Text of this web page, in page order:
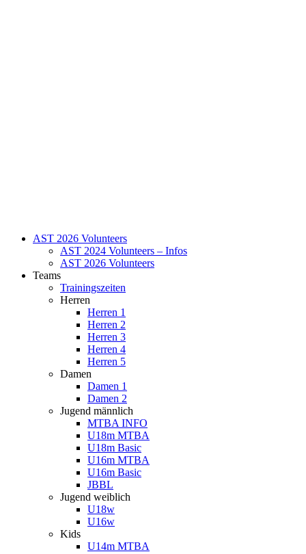
AST 2026 Volunteers
AST 2024 Volunteers – Infos
AST 2026 Volunteers
Teams
Trainingszeiten
Herren
Herren 1
Herren 2
Herren 3
Herren 4
Herren 5
Damen
Damen 1
Damen 2
Jugend männlich
MTBA INFO
U18m MTBA
U18m Basic
U16m MTBA
U16m Basic
JBBL
Jugend weiblich
U18w
U16w
Kids
U14m MTBA